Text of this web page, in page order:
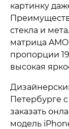
картинку
стекла и
матрица
пропорции
высокая
Петербурге
заказать
модель